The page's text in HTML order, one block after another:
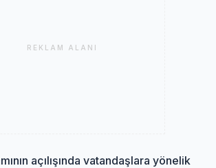
REKLAM ALANI
açılışında vatandaşlara yönelik